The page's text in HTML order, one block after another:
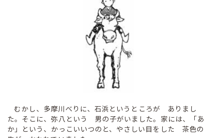
むかし、多摩川べりに、石浜というところが ありまし
た。そこに、弥八という 男の子がいました。家には、「あ
か」という、かっこいいつのと、やさしい目をした 茶色の